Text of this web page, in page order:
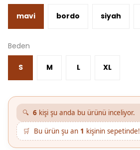
mavi bordo siyah
Beden
S M L XL
🔍 6 kişi şu anda bu ürünü inceliyor.
🛒 Bu ürün şu an 1 kişinin sepetinde!